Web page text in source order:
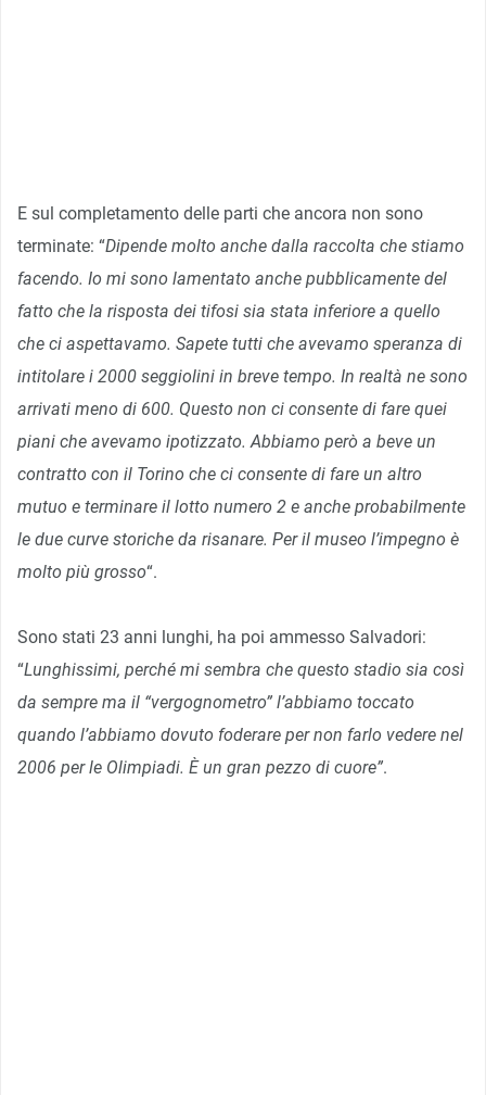
E sul completamento delle parti che ancora non sono
terminate: “Dipende molto anche dalla raccolta che stiamo
facendo. Io mi sono lamentato anche pubblicamente del
fatto che la risposta dei tifosi sia stata inferiore a quello
che ci aspettavamo. Sapete tutti che avevamo speranza di
intitolare i 2000 seggiolini in breve tempo. In realtà ne sono
arrivati meno di 600. Questo non ci consente di fare quei
piani che avevamo ipotizzato. Abbiamo però a beve un
contratto con il Torino che ci consente di fare un altro
mutuo e terminare il lotto numero 2 e anche probabilmente
le due curve storiche da risanare. Per il museo l’impegno è
molto più grosso“.
Sono stati 23 anni lunghi, ha poi ammesso Salvadori:
“Lunghissimi, perché mi sembra che questo stadio sia così
da sempre ma il “vergognometro” l’abbiamo toccato
quando l’abbiamo dovuto foderare per non farlo vedere nel
2006 per le Olimpiadi. È un gran pezzo di cuore”.